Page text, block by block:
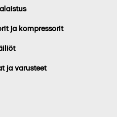
ja kompressorit
ja varusteet